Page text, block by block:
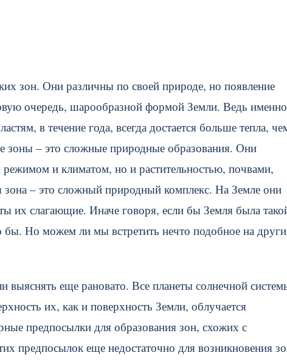
зон. Они различны по своей природе, но появление
очередь, шарообразной формой Земли. Ведь именно
в течение года, всегда достается больше тепла,
зоны – это сложные природные образования. Они
и климатом, но и растительностью, почвами,
– это сложный природный комплекс. На Земле они
их слагающие. Иначе говоря, если бы Земля была
бы. Но можем ли мы встретить нечто подобное на
выяснять еще рановато. Все планеты солнечной
их, как и поверхность Земли, облучается
предпосылки для образования зон, схожих с
предпосылок еще недостаточно для возникновения